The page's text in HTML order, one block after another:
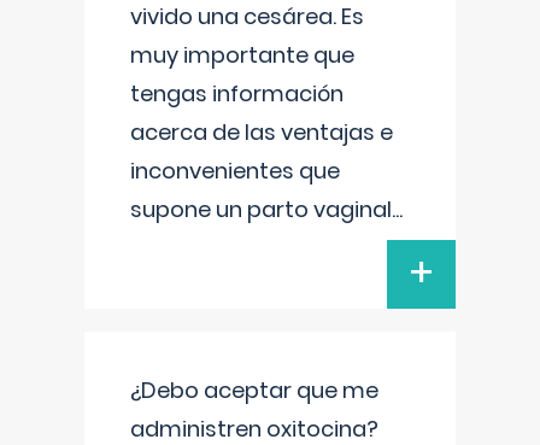
vivido una cesárea. Es
muy importante que
tengas información
acerca de las ventajas e
inconvenientes que
supone un parto vaginal...
+
¿Debo aceptar que me
administren oxitocina?